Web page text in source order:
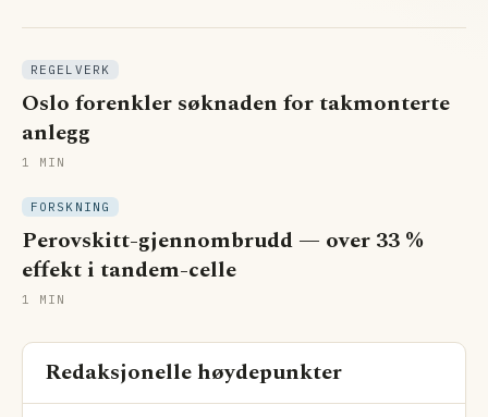
REGELVERK
Oslo forenkler søknaden for takmonterte
anlegg
1 MIN
FORSKNING
Perovskitt-gjennombrudd — over 33 %
effekt i tandem-celle
1 MIN
Redaksjonelle høydepunkter